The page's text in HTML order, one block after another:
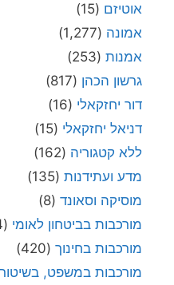
אוטיזם (15)
אמונה (1,277)
אמנות (253)
גרשון הכהן (817)
דור יחזקאלי (16)
דניאל יחזקאלי (15)
ללא קטגוריה (162)
מדע ועתידנות (135)
מוסיקה וסאונד (8)
מורכבות בביטחון לאומי (4,504)
מורכבות בחינוך (420)
מורכבות במשפט,